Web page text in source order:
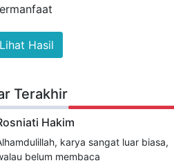
Lihat Hasil
Terakhir
Hakim
karya sangat luar biasa,
belum membaca